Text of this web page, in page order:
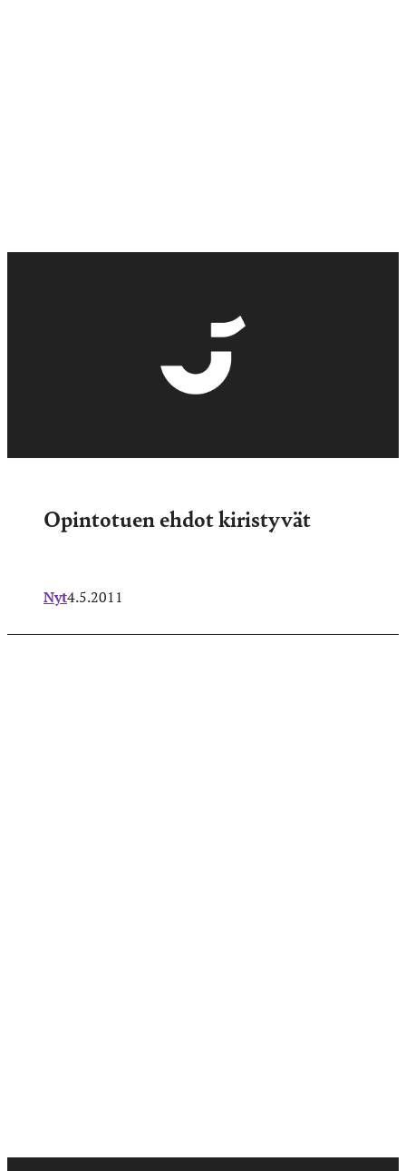
Opintotuen ehdot kiristyvät
Nyt4.5.2011